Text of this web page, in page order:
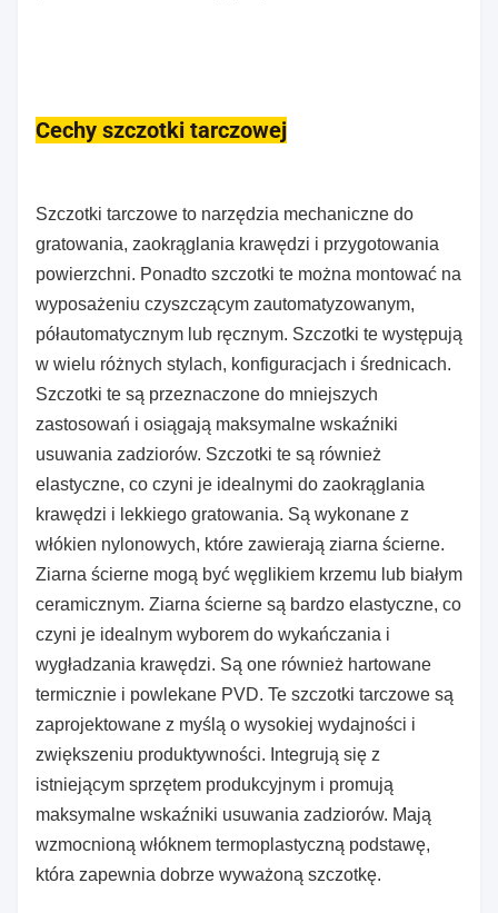
Cechy szczotki tarczowej
Szczotki tarczowe to narzędzia mechaniczne do
gratowania, zaokrąglania krawędzi i przygotowania
powierzchni. Ponadto szczotki te można montować na
wyposażeniu czyszczącym zautomatyzowanym,
półautomatycznym lub ręcznym. Szczotki te występują
w wielu różnych stylach, konfiguracjach i średnicach.
Szczotki te są przeznaczone do mniejszych
zastosowań i osiągają maksymalne wskaźniki
usuwania zadziorów. Szczotki te są również
elastyczne, co czyni je idealnymi do zaokrąglania
krawędzi i lekkiego gratowania. Są wykonane z
włókien nylonowych, które zawierają ziarna ścierne.
Ziarna ścierne mogą być węglikiem krzemu lub białym
ceramicznym. Ziarna ścierne są bardzo elastyczne, co
czyni je idealnym wyborem do wykańczania i
wygładzania krawędzi. Są one również hartowane
termicznie i powlekane PVD. Te szczotki tarczowe są
zaprojektowane z myślą o wysokiej wydajności i
zwiększeniu produktywności. Integrują się z
istniejącym sprzętem produkcyjnym i promują
maksymalne wskaźniki usuwania zadziorów. Mają
wzmocnioną włóknem termoplastyczną podstawę,
która zapewnia dobrze wyważoną szczotkę.